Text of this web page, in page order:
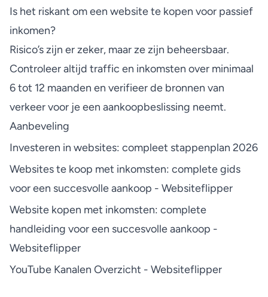
Is het riskant om een website te kopen voor passief
inkomen?
Risico’s zijn er zeker, maar ze zijn beheersbaar.
Controleer altijd traffic en inkomsten over minimaal
6 tot 12 maanden en verifieer de bronnen van
verkeer voor je een aankoopbeslissing neemt.
Aanbeveling
Investeren in websites: compleet stappenplan 2026
Websites te koop met inkomsten: complete gids
voor een succesvolle aankoop - Websiteflipper
Website kopen met inkomsten: complete
handleiding voor een succesvolle aankoop -
Websiteflipper
YouTube Kanalen Overzicht - Websiteflipper